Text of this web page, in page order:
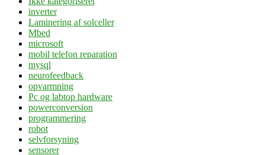
inverter
Laminering af solceller
Mbed
microsoft
mobil telefon reparation
mysql
neurofeedback
opvarmning
Pc og labtop hardware
powerconversion
programmering
robot
selvforsyning
sensorer